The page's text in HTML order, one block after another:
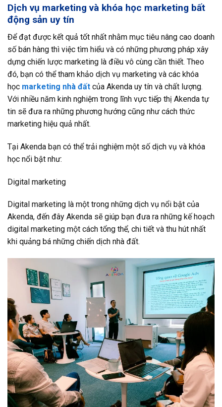
Dịch vụ marketing và khóa học marketing bất
động sản uy tín
Để đạt được kết quả tốt nhất nhằm mục tiêu nâng cao doanh
số bán hàng thì việc tìm hiểu và có những phương pháp xây
dựng chiến lược marketing là điều vô cùng cần thiết. Theo
đó, bạn có thể tham khảo dịch vụ marketing và các khóa
học marketing nhà đất của Akenda uy tín và chất lượng.
Với nhiều năm kinh nghiệm trong lĩnh vực tiếp thị Akenda tự
tin sẽ đưa ra những phương hướng cũng như cách thức
marketing hiệu quả nhất.
Tại Akenda bạn có thể trải nghiệm một số dịch vụ và khóa
học nổi bật như:
Digital marketing
Digital marketing là một trong những dịch vụ nổi bật của
Akenda, đến đây Akenda sẽ giúp bạn đưa ra những kế hoạch
digital marketing một cách tổng thể, chi tiết và thu hút nhất
khi quảng bá những chiến dịch nhà đất.